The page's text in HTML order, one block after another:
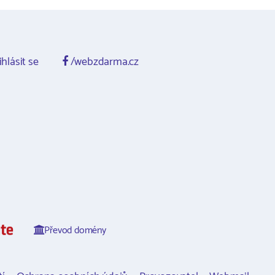
se /webzdarma.cz
Převod domény